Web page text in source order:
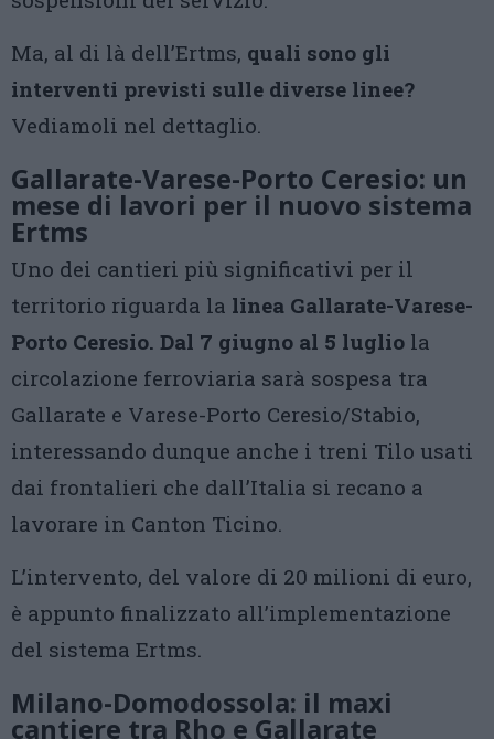
Ma, al di là dell’Ertms, quali sono gli
interventi previsti sulle diverse linee?
Vediamoli nel dettaglio.
Gallarate-Varese-Porto Ceresio: un
mese di lavori per il nuovo sistema
Ertms
Uno dei cantieri più significativi per il
territorio riguarda la linea Gallarate-Varese-
Porto Ceresio. Dal 7 giugno al 5 luglio la
circolazione ferroviaria sarà sospesa tra
Gallarate e Varese-Porto Ceresio/Stabio,
interessando dunque anche i treni Tilo usati
dai frontalieri che dall’Italia si recano a
lavorare in Canton Ticino.
L’intervento, del valore di 20 milioni di euro,
è appunto finalizzato all’implementazione
del sistema Ertms.
Milano-Domodossola: il maxi
cantiere tra Rho e Gallarate